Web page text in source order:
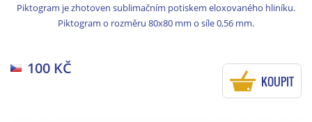
Piktogram je zhotoven sublimačním potiskem eloxovaného hliníku.
Piktogram o rozměru 80x80 mm o síle 0,56 mm.
100 KČ
KOUPIT